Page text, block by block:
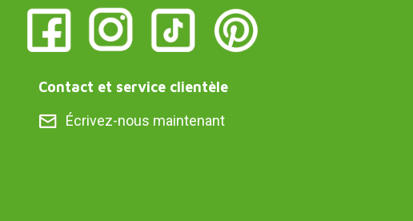
Contact et service clientèle
Écrivez-nous maintenant